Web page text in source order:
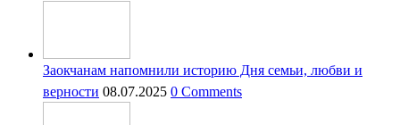
Заокчанам напомнили историю Дня семьи, любви и
верности 08.07.2025 0 Comments